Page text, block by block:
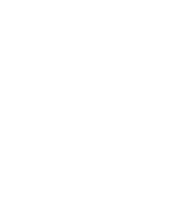
coronavirus du